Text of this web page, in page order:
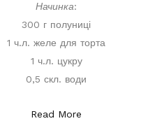
Начинка:
300 г полуниці
1 ч.л. желе для торта
1 ч.л. цукру
0,5 скл. води
Read More